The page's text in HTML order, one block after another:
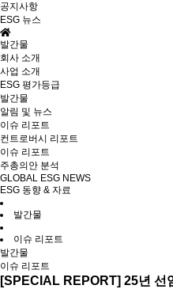
공지사항
ESG 뉴스
발간물
회사 소개
사업 소개
ESG 평가등급
발간물
알림 및 뉴스
이슈 리포트
컨트로버시 리포트
이슈 리포트
주총의안 분석
GLOBAL ESG NEWS
ESG 동향 & 자료
발간물
이슈 리포트
발간물
이슈 리포트
[SPECIAL REPORT] 25년 선